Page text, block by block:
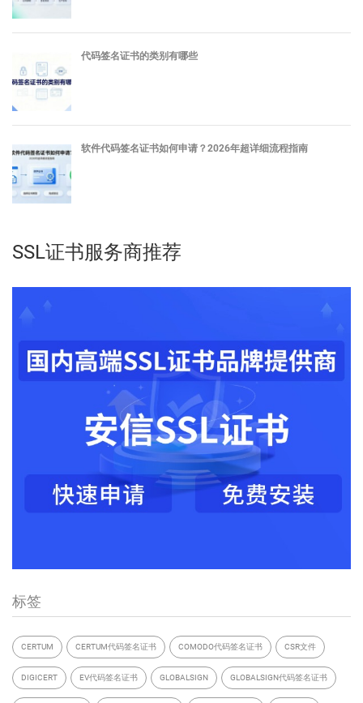
代码签名证书的类别有哪些
软件代码签名证书如何申请？2026年超详细流程指南
SSL证书服务商推荐
标签
CERTUM CERTUM代码签名证书 COMODO代码签名证书 CSR文件
DIGICERT EV代码签名证书 GLOBALSIGN GLOBALSIGN代码签名证书